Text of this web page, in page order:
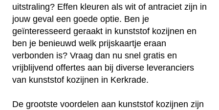
uitstraling? Effen kleuren als wit of antraciet zijn in
jouw geval een goede optie. Ben je
geïnteresseerd geraakt in kunststof kozijnen en
ben je benieuwd welk prijskaartje eraan
verbonden is? Vraag dan nu snel gratis en
vrijblijvend offertes aan bij diverse leveranciers
van kunststof kozijnen in Kerkrade.
De grootste voordelen aan kunststof kozijnen zijn